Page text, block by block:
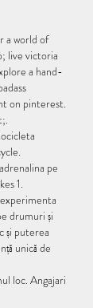
a world of
live victoria
a hand-
on pinterest.
pe
1.
drumuri și
și puterea
unică de
loc. Angajari